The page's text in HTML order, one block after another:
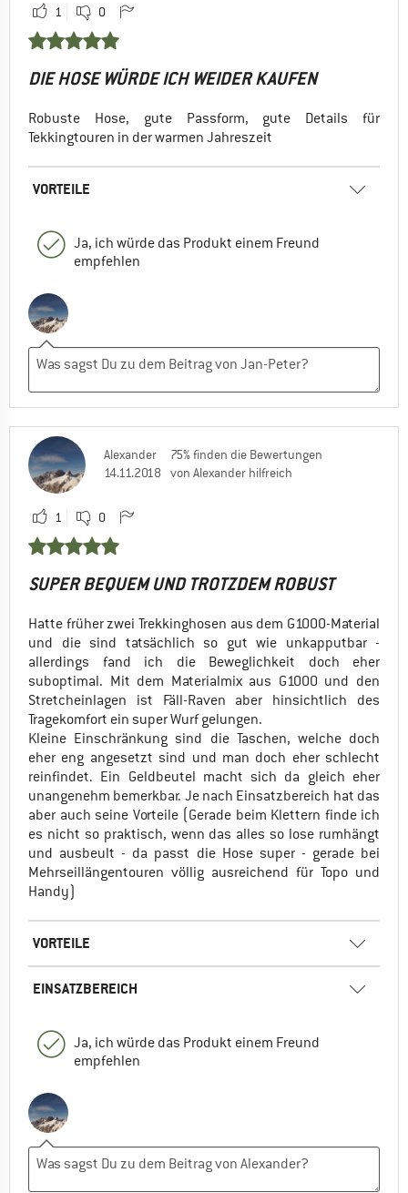
1 0
DIE HOSE WÜRDE ICH WEIDER KAUFEN
Robuste Hose, gute Passform, gute Details für
Tekkingtouren in der warmen Jahreszeit
VORTEILE
Ja, ich würde das Produkt einem Freund
empfehlen
Alexander
14.11.2018
75% finden die Bewertungen
von Alexander hilfreich
1 0
SUPER BEQUEM UND TROTZDEM ROBUST
Hatte früher zwei Trekkinghosen aus dem G1000-Material
und die sind tatsächlich so gut wie unkapputbar -
allerdings fand ich die Beweglichkeit doch eher
suboptimal. Mit dem Materialmix aus G1000 und den
Stretcheinlagen ist Fäll-Raven aber hinsichtlich des
Tragekomfort ein super Wurf gelungen.
Kleine Einschränkung sind die Taschen, welche doch
eher eng angesetzt sind und man doch eher schlecht
reinfindet. Ein Geldbeutel macht sich da gleich eher
unangenehm bemerkbar. Je nach Einsatzbereich hat das
aber auch seine Vorteile (Gerade beim Klettern finde ich
es nicht so praktisch, wenn das alles so lose rumhängt
und ausbeult - da passt die Hose super - gerade bei
Mehrseillängentouren völlig ausreichend für Topo und
Handy)
VORTEILE
EINSATZBEREICH
Ja, ich würde das Produkt einem Freund
empfehlen